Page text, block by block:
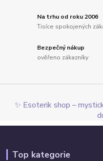
Na trhu od roku 2006
Tisíce spokojených
Bezpečný nákup
ověřeno zákazníky
✨ Esoterik shop –
Top kategorie